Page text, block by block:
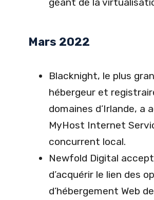
Mars 2022
Blacknight, le plus
hébergeur et
domaines d’Irlande, a
MyHost Internet
concurrent local.
Newfold Digital
d’acquérir le lien des
d’hébergement Web